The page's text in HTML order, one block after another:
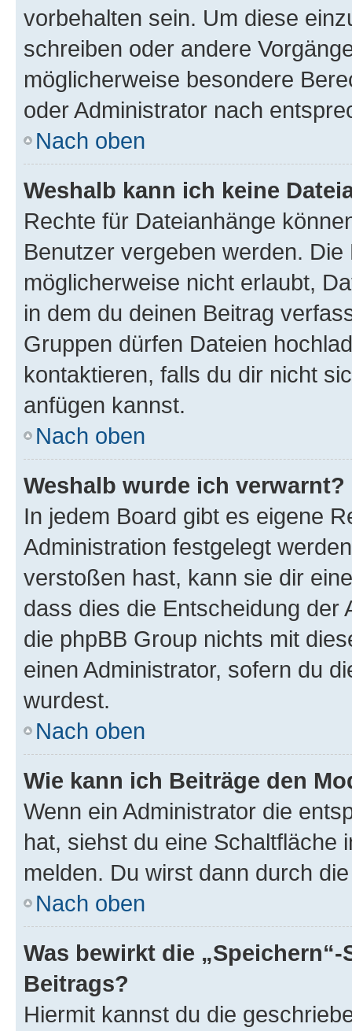
vorbehalten sein. Um diese
schreiben oder andere
möglicherweise besondere
oder Administrator nach
Nach oben
Weshalb kann ich keine
Rechte für Dateianhänge
Benutzer vergeben werden.
möglicherweise nicht erlaubt,
in dem du deinen Beitrag
Gruppen dürfen Dateien
kontaktieren, falls du dir nicht
anfügen kannst.
Nach oben
Weshalb wurde ich verwarnt?
In jedem Board gibt es eigene
Administration festgelegt
verstoßen hast, kann sie dir
dass dies die Entscheidung der
die phpBB Group nichts mit
einen Administrator, sofern du
wurdest.
Nach oben
Wie kann ich Beiträge den
Wenn ein Administrator die
hat, siehst du eine Schaltfläche
melden. Du wirst dann durch
Nach oben
Was bewirkt die
Beitrags?
Hiermit kannst du die